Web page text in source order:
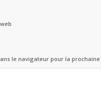
le navigateur pour la